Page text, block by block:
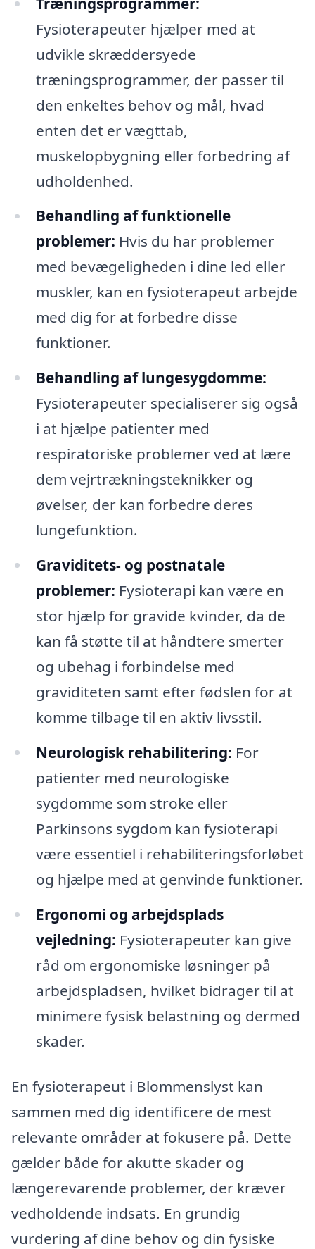
Fysioterapeuter hjælper med at
udvikle skræddersyede
træningsprogrammer, der passer til
den enkeltes behov og mål, hvad
enten det er vægttab,
muskelopbygning eller forbedring af
udholdenhed.
Behandling af funktionelle
problemer: Hvis du har problemer
med bevægeligheden i dine led eller
muskler, kan en fysioterapeut arbejde
med dig for at forbedre disse
funktioner.
Behandling af lungesygdomme:
Fysioterapeuter specialiserer sig også
i at hjælpe patienter med
respiratoriske problemer ved at lære
dem vejrtrækningsteknikker og
øvelser, der kan forbedre deres
lungefunktion.
Graviditets- og postnatale
problemer: Fysioterapi kan være en
stor hjælp for gravide kvinder, da de
kan få støtte til at håndtere smerter
og ubehag i forbindelse med
graviditeten samt efter fødslen for at
komme tilbage til en aktiv livsstil.
Neurologisk rehabilitering: For
patienter med neurologiske
sygdomme som stroke eller
Parkinsons sygdom kan fysioterapi
være essentiel i rehabiliteringsforløbet
og hjælpe med at genvinde funktioner.
Ergonomi og arbejdsplads
vejledning: Fysioterapeuter kan give
råd om ergonomiske løsninger på
arbejdspladsen, hvilket bidrager til at
minimere fysisk belastning og dermed
skader.
En fysioterapeut i Blommenslyst kan
sammen med dig identificere de mest
relevante områder at fokusere på. Dette
gælder både for akutte skader og
længerevarende problemer, der kræver
vedholdende indsats. En grundig
vurdering af dine behov og din fysiske